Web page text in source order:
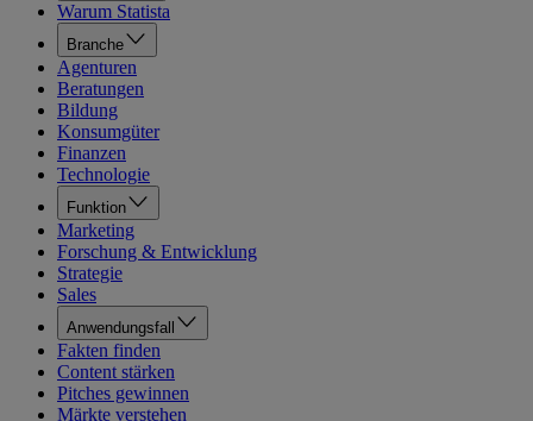
Warum Statista
Branche
Agenturen
Beratungen
Bildung
Konsumgüter
Finanzen
Technologie
Funktion
Marketing
Forschung & Entwicklung
Strategie
Sales
Anwendungsfall
Fakten finden
Content stärken
Pitches gewinnen
Märkte verstehen